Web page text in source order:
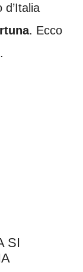
. Ecco
SI